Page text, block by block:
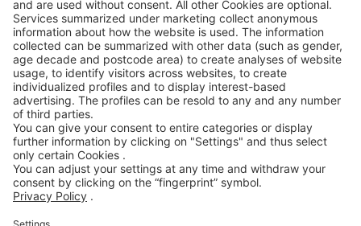
GECERTIFICEERD DOOR
WIJ ONDERSTEUNEN